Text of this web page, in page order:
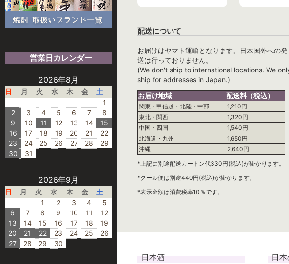
営業日カレンダー
2026年8月
日 月 火 水 木 金
土
1
2
3 4 5 6 7
8
9
10 11 12 13 14
15
16
17 18 19 20 21
22
23
24 25 26 27 28
29
30
31
2026年9月
日 月 火 水 木 金
土
1
2 3 4
5
6
7 8 9 10 11
12
13
14 15 16 17 18
19
20
21 22 23 24 25
26
27
28 29 30
配送について
お届けはヤマト運輸となります。日本国外への発
送は行っておりません。
(We don't ship to international locations. We
ship for addresses in Japan.)
お届け地域
配送料（税込）
関東・甲信越・北陸・中部
1,210円
東北・関西
1,320円
中国・四国
1,540円
北海道・九州
1,650円
沖縄
2,640円
*上記に別途配送カートン代330円(税込)が掛かります。
*クール便は別途440円(税込)が掛かります。
*表示金額は消費税率10％です。
日本酒 日